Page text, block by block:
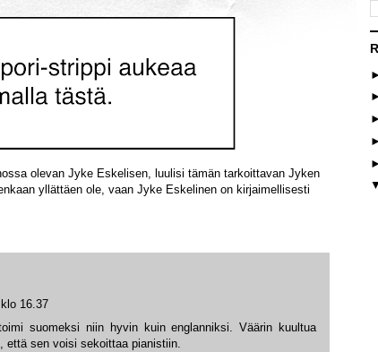
olevan Jyke Eskelisen, luulisi tämän tarkoittavan Jyken
yllättäen ole, vaan Jyke Eskelinen on kirjaimellisesti
16.37
suomeksi niin hyvin kuin englanniksi. Väärin kuultua
että sen voisi sekoittaa pianistiin.